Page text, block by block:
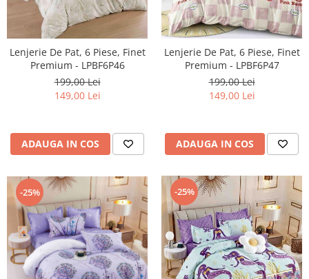
Lenjerie De Pat, 6 Piese, Finet
Premium - LPBF6P46
199,00 Lei
149,00 Lei
ADAUGA IN COS
Lenjerie De Pat, 6 Piese, Finet
Premium - LPBF6P47
199,00 Lei
149,00 Lei
ADAUGA IN COS
-25% -25%